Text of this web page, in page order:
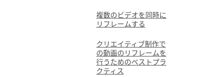
複数のビデオを同時に
リフレームする
クリエイティブ制作で
の動画のリフレームを
行うためのベストプラ
クティス